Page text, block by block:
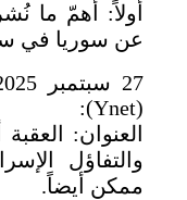
أولاً: أهمّ ما
عن سوريا في
(Ynet):
العنوان:
والتفاؤل
ممكن أيضاً.